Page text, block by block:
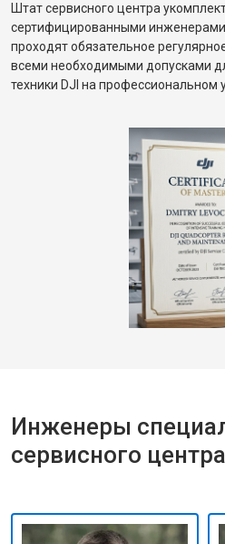
Штат сервисного центра
сертифицированными
проходят обязательное
всеми необходимыми допусками
техники DJI на профессиональном
Инженеры
сервисного